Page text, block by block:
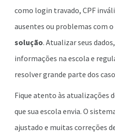
como login travado, CPF
ausentes ou problemas com
solução. Atualizar seus
informações na escola e
resolver grande parte dos
Fique atento às atualizações
que sua escola envia. O
ajustado e muitas correções